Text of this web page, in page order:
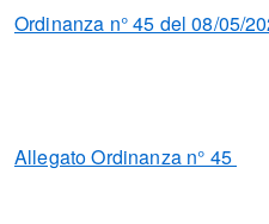
Ordinanza n° 45 del 08/05/
Allegato Ordinanza n° 45